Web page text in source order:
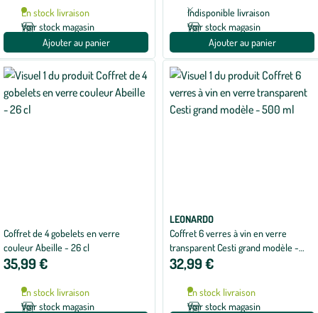
En stock livraison
Voir stock magasin
Ajouter au panier
Indisponible livraison
Voir stock magasin
Ajouter au panier
Coffret de 4 gobelets en verre
couleur Abeille - 26 cl
35,99 €
En stock livraison
Voir stock magasin
LEONARDO
Coffret 6 verres à vin en verre
transparent Cesti grand modèle -
500 ml
32,99 €
En stock livraison
Voir stock magasin